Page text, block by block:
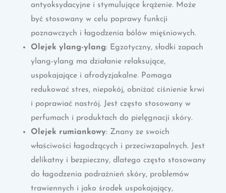
antyoksydacyjne i stymulujące krążenie. Może
być stosowany w celu poprawy funkcji
poznawczych i łagodzenia bólów mięśniowych.
Olejek ylang-ylang: Egzotyczny, słodki zapach
ylang-ylang ma działanie relaksujące,
uspokajające i afrodyzjakalne. Pomaga
redukować stres, niepokój, obniżać ciśnienie krwi
i poprawiać nastrój. Jest często stosowany w
perfumach i produktach do pielęgnacji skóry.
Olejek rumiankowy: Znany ze swoich
właściwości łagodzących i przeciwzapalnych. Jest
delikatny i bezpieczny, dlatego często stosowany
do łagodzenia podrażnień skóry, problemów
trawiennych i jako środek uspokajający,